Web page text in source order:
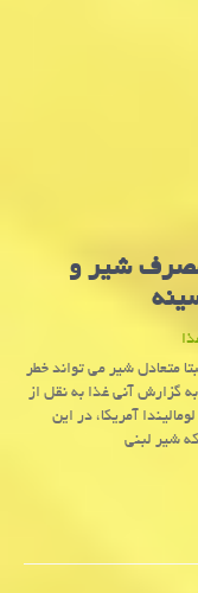
مصرف شیر و
متعادل شیر می تواند خطر
دهد. به گزارش آنی غذا به نقل از
آمریكا، در این
شیر لبنی